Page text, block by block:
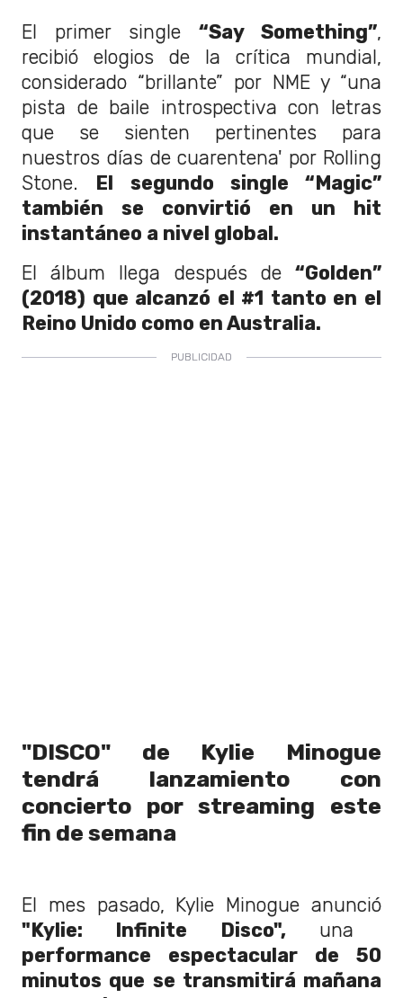
El primer single “Say Something”,
recibió elogios de la crítica mundial,
considerado “brillante” por NME y “una
pista de baile introspectiva con letras
que se sienten pertinentes para
nuestros días de cuarentena' por Rolling
Stone. El segundo single “Magic”
también se convirtió en un hit
instantáneo a nivel global.
El álbum llega después de “Golden”
(2018) que alcanzó el #1 tanto en el
Reino Unido como en Australia.
"DISCO" de Kylie Minogue
tendrá lanzamiento con
concierto por streaming este
fin de semana
El mes pasado, Kylie Minogue anunció
"Kylie: Infinite Disco",una
performance espectacular de 50
minutos que se transmitirá mañana